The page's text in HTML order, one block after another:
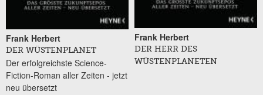
Frank Herbert
DER WÜSTENPLANET
Der erfolgreichste Science-
Fiction-Roman aller Zeiten - jetzt
neu übersetzt
Frank Herbert
DER HERR DES
WÜSTENPLANETEN